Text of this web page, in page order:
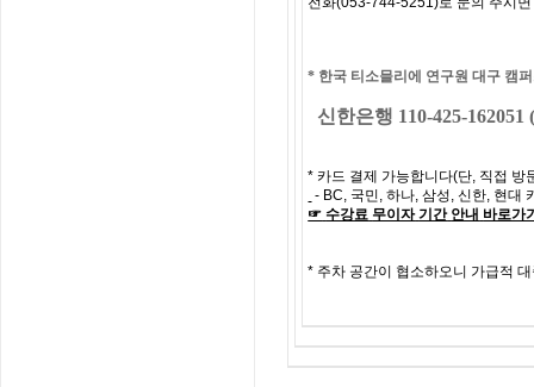
* 한국 티소믈리에 연구원 대구 캠
신한은행 110-425-162051
* 카드 결제 가능합니다(단, 직접 방
- BC, 국민, 하나, 삼성, 신한, 현대
☞ 수강료 무이자 기간 안내 바로가
* 주차 공간이 협소하오니 가급적